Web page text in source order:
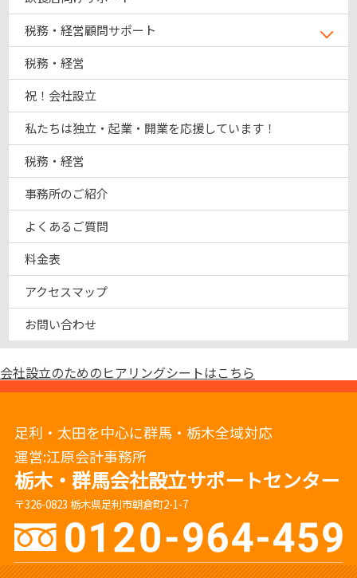
税務・経営顧問サポート
税務・経営
祝！会社設立
私たちは独立・起業・開業を応援しています！
税務・経営
事務所のご紹介
よくあるご質問
料金表
アクセスマップ
お問い合わせ
会社設立のためのヒアリングシートはこちら
足利・太田を中心に群馬・栃木全域対応
運営:江原会計事務所
栃木・群馬会社設立サポートセンター
〒326-0823 栃木県足利市朝倉町2-1-7